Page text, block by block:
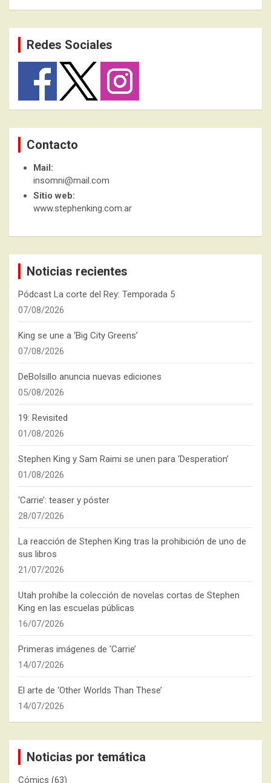
Redes Sociales
Contacto
Mail:
insomni@mail.com
Sitio web:
www.stephenking.com.ar
Noticias recientes
Pódcast La corte del Rey: Temporada 5
07/08/2026
King se une a ‘Big City Greens’
07/08/2026
DeBolsillo anuncia nuevas ediciones
05/08/2026
19: Revisited
01/08/2026
Stephen King y Sam Raimi se unen para ‘Desperation’
01/08/2026
‘Carrie’: teaser y póster
28/07/2026
La reacción de Stephen King tras la prohibición de uno de
sus libros
21/07/2026
Utah prohíbe la colección de novelas cortas de Stephen
King en las escuelas públicas
16/07/2026
Primeras imágenes de ‘Carrie’
14/07/2026
El arte de ‘Other Worlds Than These’
14/07/2026
Noticias por temática
Cómics (63)